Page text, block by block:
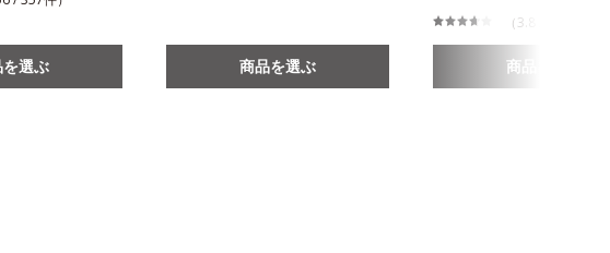
選ぶ 商品を選ぶ
（3.8 / 338件）
商品を選ぶ